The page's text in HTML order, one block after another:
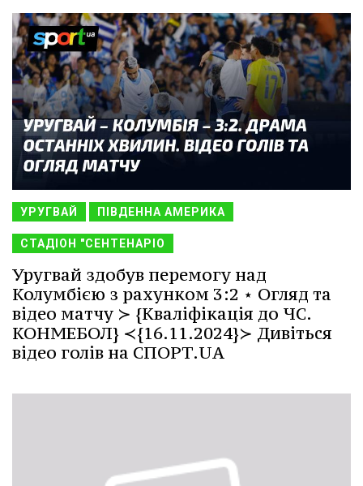
УРУГВАЙ ПІВДЕННА АМЕРИКА
СТАДІОН "СЕНТЕНАРІО
Уругвай здобув перемогу над
Колумбією з рахунком 3:2 ⋆ Огляд та
відео матчу ≻ {Кваліфікація до ЧС.
КОНМЕБОЛ} ≺{16.11.2024}≻ Дивіться
відео голів на СПОРТ.UA